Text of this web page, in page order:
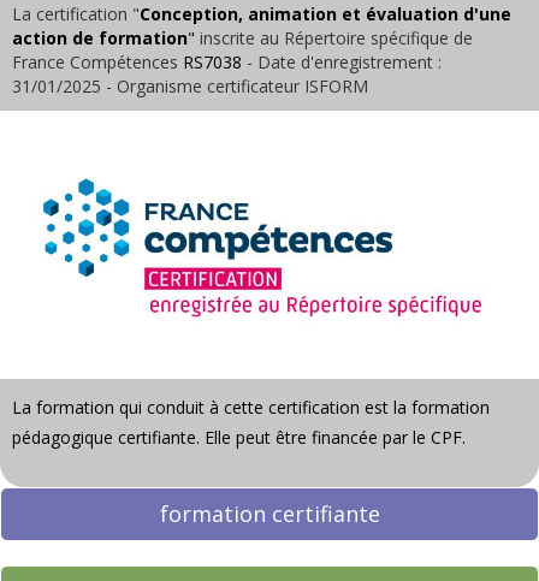
La certification "Conception, animation et évaluation d'une
action de formation" inscrite au Répertoire spécifique de
France Compétences RS7038 - Date d'enregistrement :
31/01/2025 - Organisme certificateur ISFORM
La formation qui conduit à cette certification est la formation
pédagogique certifiante. Elle peut être financée par le CPF.
formation certifiante